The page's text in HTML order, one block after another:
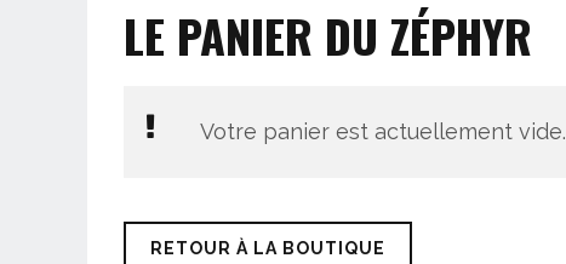
LE PANIER DU ZÉPHYR
Votre panier est actuellement vide.
RETOUR À LA BOUTIQUE